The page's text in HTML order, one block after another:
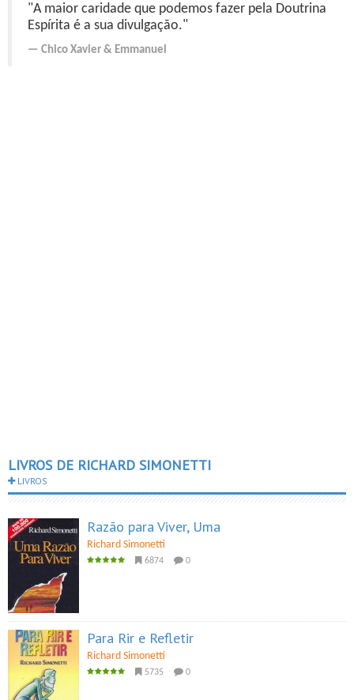
"A maior caridade que podemos fazer pela Doutrina
Espírita é a sua divulgação."
Chico Xavier & Emmanuel
LIVROS DE RICHARD SIMONETTI
LIVROS
Razão para Viver, Uma
Richard Simonetti
6874 0
Para Rir e Refletir
Richard Simonetti
5735 0